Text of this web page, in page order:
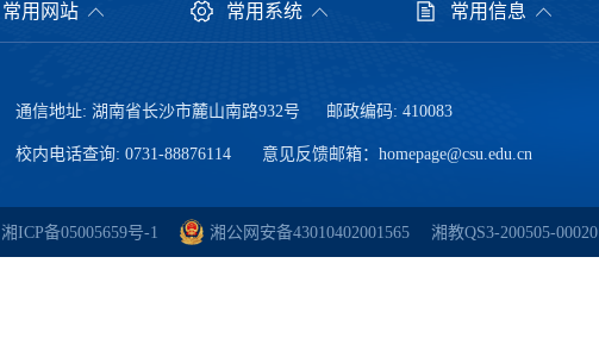
常用网站 常用系统 常用信息
通信地址: 湖南省长沙市麓山南路932号 邮政编码: 410083
校内电话查询: 0731-88876114 意见反馈邮箱： homepage@csu.edu.cn
湘ICP备05005659号-1 湘公网安备43010402001565 湘教QS3-200505-00020